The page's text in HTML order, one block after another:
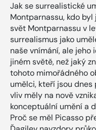
Jak se surrealistické
Montparnassu, kdo
svět Montparnassu v
surrealismus jako
naše vnímání, ale jeho
jiném světě, než jaký
tohoto mimořádného
umělci, kteří jsou dnes
vliv měly na nově
konceptuální umění a
Proč se měl Picasso